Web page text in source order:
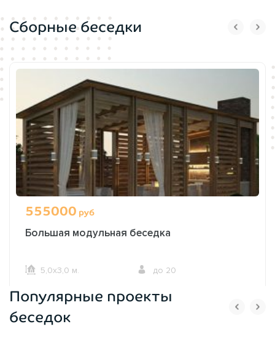
Сборные беседки
555000 руб
Большая модульная беседка
5,0х3,0 м. до 20
ОФОРМИТЬ ЗАКАЗ
Популярные проекты
беседок